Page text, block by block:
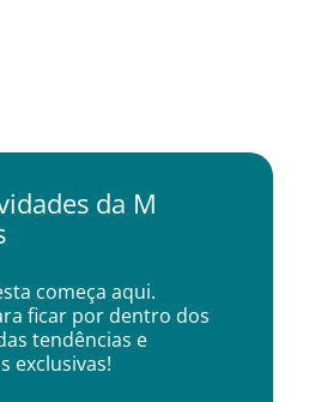
da M
começa aqui.
ficar por dentro dos
tendências e
exclusivas!